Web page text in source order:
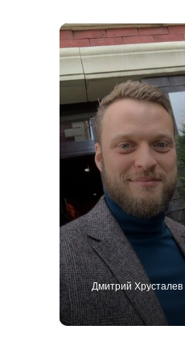
Дмитрий Хрусталев